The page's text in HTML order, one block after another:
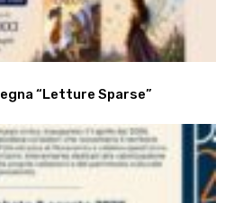
“Letture Sparse”